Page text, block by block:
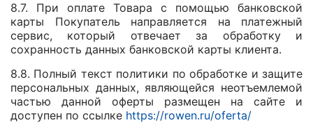
8.7. При оплате Товара с помощью банковской
карты Покупатель направляется на платежный
сервис, который отвечает за обработку и
сохранность данных банковской карты клиента.
8.8. Полный текст политики по обработке и защите
персональных данных, являющейся неотъемлемой
частью данной оферты размещен на сайте и
доступен по ссылке https://rowen.ru/oferta/